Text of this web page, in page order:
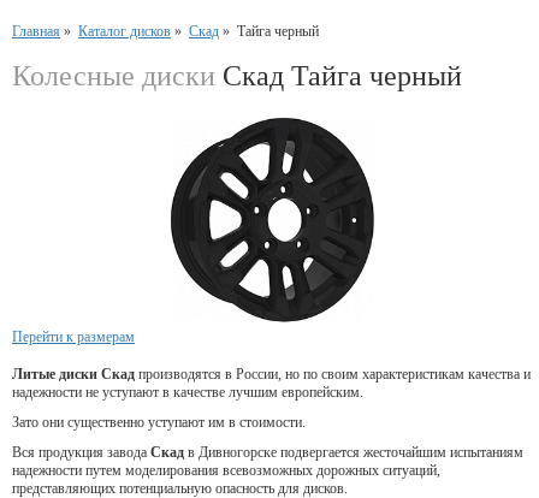
Главная » Каталог дисков » Скад » Тайга черный
Колесные диски Скад Тайга черный
Перейти к размерам
Литые диски Скад производятся в России, но по своим характеристикам качества и
надежности не уступают в качестве лучшим европейским.
Зато они существенно уступают им в стоимости.
Вся продукция завода Скад в Дивногорске подвергается жесточайшим испытаниям
надежности путем моделирования всевозможных дорожных ситуаций,
представляющих потенциальную опасность для дисков.